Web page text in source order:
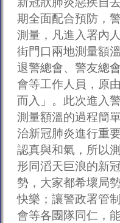
期全面配合預防，
測量，凡進入署內
街門口兩地測量額
退警總會、警友總
會等工作人員，原
而入」。此次進入
測量額溫的過程簡
治新冠肺炎進行重
認真與和氣，所以
形同滔天巨浪的新
勢，大家都希壞局
快樂；讓警政署管
會等各團隊同仁，